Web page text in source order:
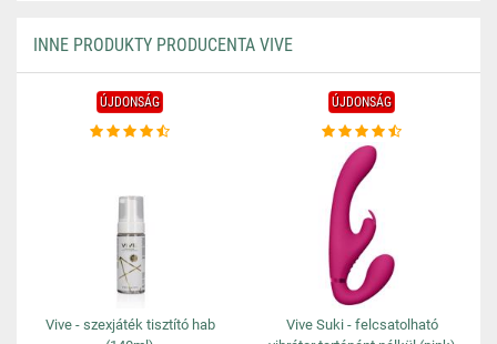
INNE PRODUKTY PRODUCENTA VIVE
ÚJDONSÁG
Vive - szexjáték tisztító hab
ÚJDONSÁG
Vive Suki - felcsatolható